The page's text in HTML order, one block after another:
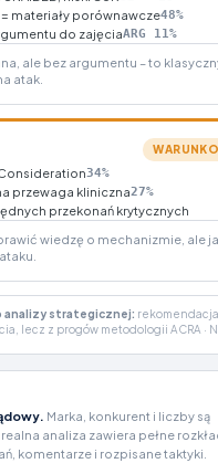
= materiały porównawcze48%
do zajęciaARG 11%
ale bez argumentu – to
atak.
34%
przewaga kliniczna27%
przekonań krytycznych
wiedzę o mechanizmie, ale
analizy strategicznej:
lecz z progów metodologii ACRA ·
Marka, konkurent i liczby są
analiza zawiera pełne
komentarze i rozpisane taktyki.